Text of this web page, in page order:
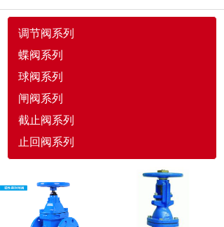
调节阀系列
蝶阀系列
球阀系列
闸阀系列
截止阀系列
止回阀系列